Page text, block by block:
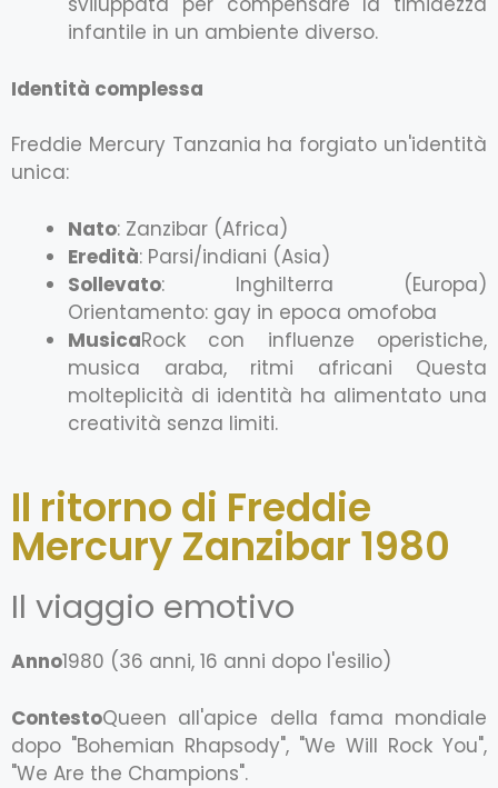
infantile in un ambiente diverso.
Identità complessa
Freddie Mercury Tanzania ha forgiato un'identità
unica:
Nato: Zanzibar (Africa)
Eredità: Parsi/indiani (Asia)
Sollevato: Inghilterra (Europa)
Orientamento: gay in epoca omofoba
MusicaRock con influenze operistiche,
musica araba, ritmi africani Questa
molteplicità di identità ha alimentato una
creatività senza limiti.
Il ritorno di Freddie
Mercury Zanzibar 1980
Il viaggio emotivo
Anno1980 (36 anni, 16 anni dopo l'esilio)
ContestoQueen all'apice della fama mondiale
dopo "Bohemian Rhapsody", "We Will Rock You",
"We Are the Champions".